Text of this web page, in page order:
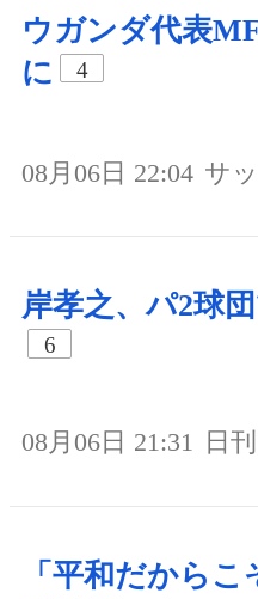
ウガンダ代表
に
4
08月06日 22:04 サ
岸孝之、パ2球
6
08月06日 21:31 日
「平和だから